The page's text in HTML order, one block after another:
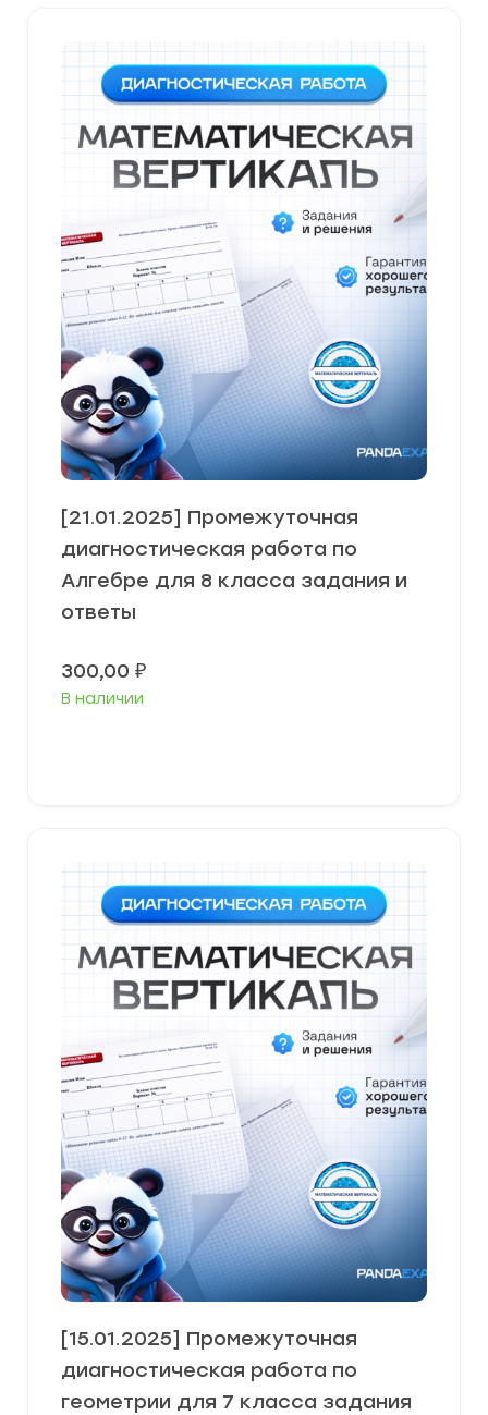
[21.01.2025] Промежуточная
диагностическая работа по
Алгебре для 8 класса задания и
ответы
300,00 ₽
В наличии
[15.01.2025] Промежуточная
диагностическая работа по
геометрии для 7 класса задания